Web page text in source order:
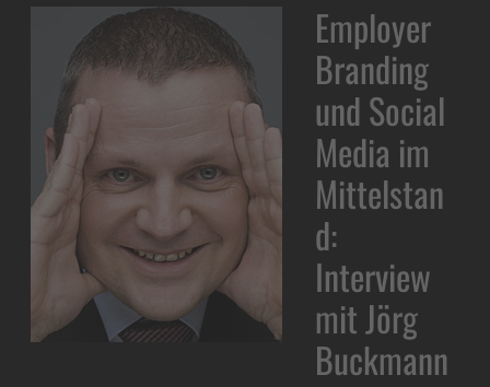
Employer
Branding
und Social
Media im
Mittelstan
d:
Interview
mit Jörg
Buckmann